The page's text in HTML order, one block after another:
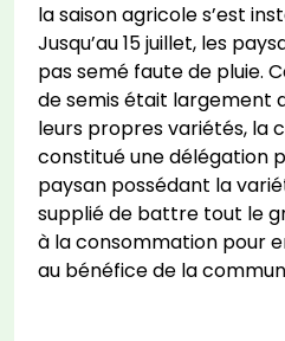
la saison agricole s’est
Jusqu’au 15 juillet, les
pas semé faute de pluie.
de semis était largement
leurs propres variétés, la
constitué une délégation
paysan possédant la
supplié de battre tout le
à la consommation pour
au bénéfice de la